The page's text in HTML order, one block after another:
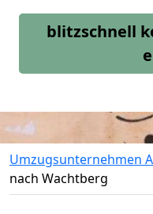
blitzschnell
Umzugsunternehmen
nach Wachtberg